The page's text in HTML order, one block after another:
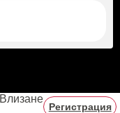
Влизане
Регистрация